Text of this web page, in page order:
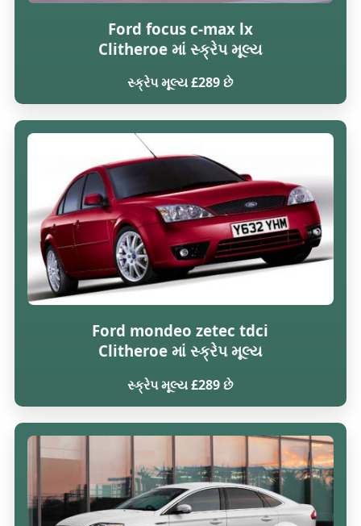
Ford focus c-max lx
Clitheroe માં સ્ક્રેપ મૂલ્ય
સ્ક્રેપ મૂલ્ય £289 છે
Ford mondeo zetec tdci
Clitheroe માં સ્ક્રેપ મૂલ્ય
સ્ક્રેપ મૂલ્ય £289 છે